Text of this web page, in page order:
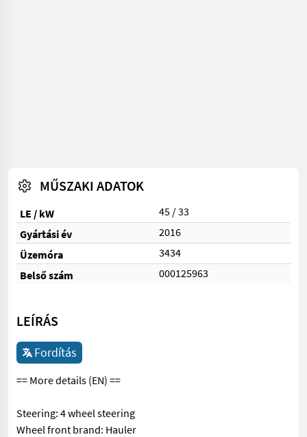
MŰSZAKI ADATOK
LE / kW
45 / 33
Gyártási év
2016
Üzemóra
3434
Belső szám
000125963
LEÍRÁS
Fordítás
== More details (EN) ==
Steering: 4 wheel steering
Wheel front brand: Hauler